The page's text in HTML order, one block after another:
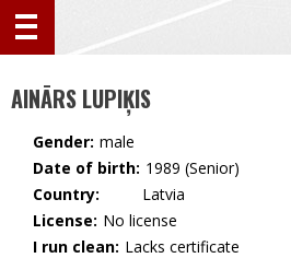
AINĀRS LUPIĶIS
Gender: male
Date of birth: 1989 (Senior)
Country:
🇱🇻 Latvia
License: No license
I run clean: Lacks certificate